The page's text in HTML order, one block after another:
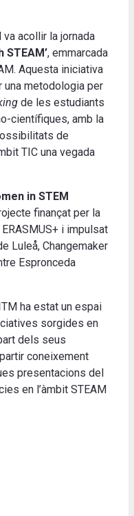
va acollir la jornada
STEAM’, emmarcada
Aquesta iniciativa
una metodologia per
de les estudiants
científiques, amb la
de
TIC una vegada
in STEM
finançat per la
i impulsat
Luleå, Changemaker
Espronceda
ha estat un espai
sorgides en
dels seus
coneixement
presentacions del
en l’àmbit STEAM